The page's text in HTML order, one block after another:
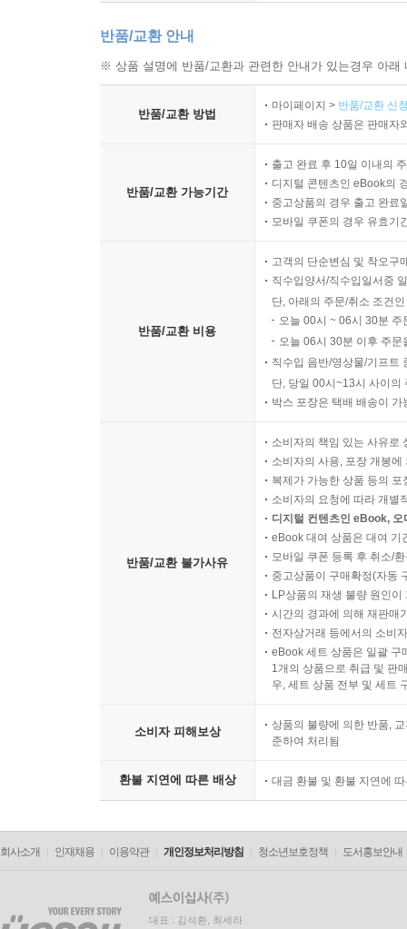
반품/교환 안내
※ 상품 설명에 반품/교환과 관련한 안내가 있는경우 아
반품/교환 방법
마이페이지 > 반품/교환 신
판매자 배송 상품은 판매자
반품/교환 가능기간
출고 완료 후 10일 이내의
디지털 콘텐츠인 eBook의
중고상품의 경우 출고 완료
모바일 쿠폰의 경우 유효기
반품/교환 비용
고객의 단순변심 및 착오구
직수입양서/직수입일서중
단, 아래의 주문/취소 조건
오늘 00시 ~ 06시 30분
오늘 06시 30분 이후 주
직수입 음반/영상물/기프트
단, 당일 00시~13시 사이의
박스 포장은 택배 배송이
반품/교환 불가사유
소비자의 책임 있는 사유로
소비자의 사용, 포장 개봉
복제가 가능한 상품 등의
소비자의 요청에 따라 개별
디지털 컨텐츠인 eBook,
eBook 대여 상품은 대여 기
모바일 쿠폰 등록 후 취소/
중고상품이 구매확정(자동
LP상품의 재생 불량 원인
시간의 경과에 의해 재판매
전자상거래 등에서의 소비
eBook 세트 상품은 일괄 구
1개의 상품으로 취급 및 판
우, 세트 상품 전부 및 세트
소비자 피해보상
상품의 불량에 의한 반품,
준하여 처리됨
환불 지연에 따른 배상 대금 환불 및 환불 지연에
회사소개 인재채용 이용약관 개인정보처리방침 청소년보호정책 도서홍보안내
대표 : 김석환, 최세라